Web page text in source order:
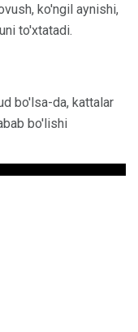
ko'ngil aynishi,
to'xtatadi.
bo'lsa-da, kattalar
bo'lishi